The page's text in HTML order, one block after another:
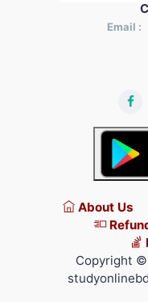
Email :
About Us
Copyright ©